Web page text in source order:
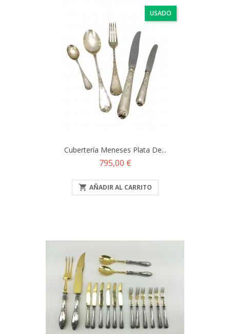
USADO
Cubertería Meneses Plata De...
Precio
795,00 €
 AÑADIR AL CARRITO